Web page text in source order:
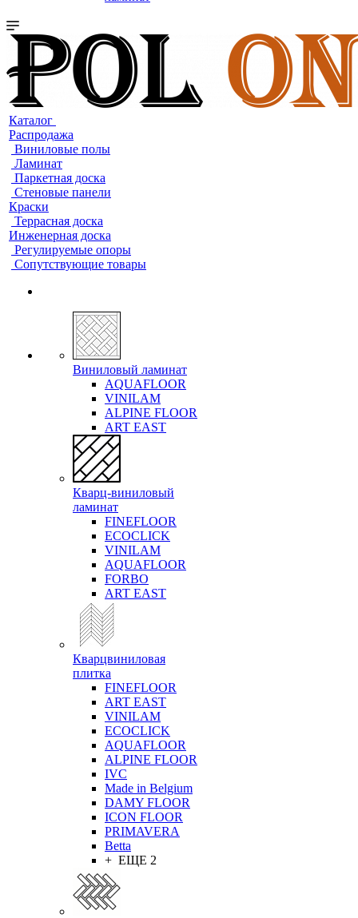
Каталог
Распродажа
Виниловые полы
Ламинат
Паркетная доска
Стеновые панели
Краски
Террасная доска
Инженерная доска
Регулируемые опоры
Сопутствующие товары
Виниловый ламинат
AQUAFLOOR
VINILAM
ALPINE FLOOR
ART EAST
Кварц-виниловый
ламинат
FINEFLOOR
ECOCLICK
VINILAM
AQUAFLOOR
FORBO
ART EAST
Кварцвиниловая
плитка
FINEFLOOR
ART EAST
VINILAM
ECOCLICK
AQUAFLOOR
ALPINE FLOOR
IVC
Made in Belgium
DAMY FLOOR
ICON FLOOR
PRIMAVERA
Betta
+ ЕЩЕ 2